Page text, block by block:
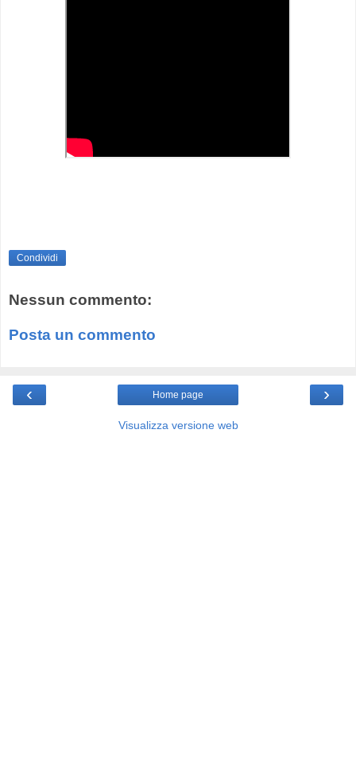
Condividi
Nessun commento:
Posta un commento
‹ ›
Home page
Visualizza versione web